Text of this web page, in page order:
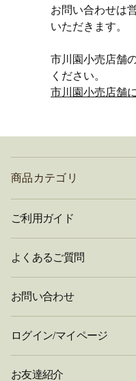
お問い合わせは
いただきます。
市川園小売店舗
ください。
市川園小売店舗
商品カテゴリ
ご利用ガイド
よくあるご質問
お問い合わせ
ログイン/マイページ
お友達紹介